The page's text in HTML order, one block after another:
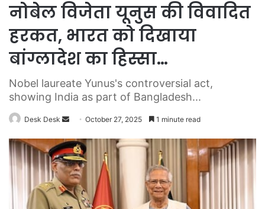
नोबेल विजेता यूनुस की विवादित
हरकत, भारत को दिखाया
बांग्लादेश का हिस्सा…
Nobel laureate Yunus's controversial act,
showing India as part of Bangladesh...
Desk Desk
Send
email
October 27, 2025 1 minute read